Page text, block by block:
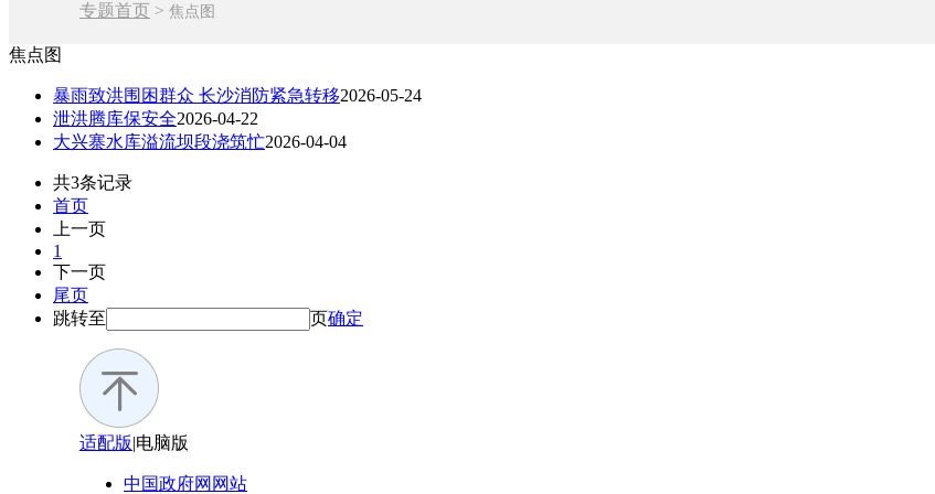
专题首页 > 焦点图
焦点图
暴雨致洪围困群众 长沙消防紧急转移2026-05-24
泄洪腾库保安全2026-04-22
大兴寨水库溢流坝段浇筑忙2026-04-04
共3条记录
首页
上一页
1
下一页
尾页
跳转至
页确定
适配版|电脑版
中国政府网 网站